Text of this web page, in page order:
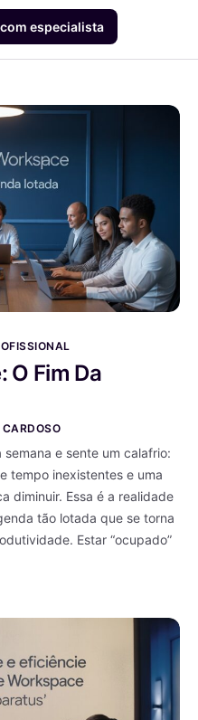
com especialista
O Fim Da
e sente um calafrio:
tempo inexistentes e uma
diminuir. Essa é a realidade
tão lotada que se torna
Estar “ocupado”